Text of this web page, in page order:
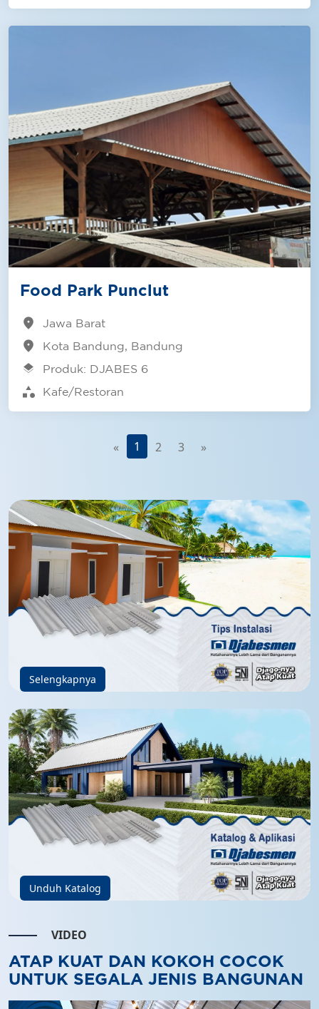
Food Park Punclut
location_on Jawa Barat
location_on Kota Bandung, Bandung
layers Produk: DJABES 6
category Kafe/Restoran
« 1 2 3 »
Selengkapnya
Unduh Katalog
VIDEO
ATAP KUAT DAN KOKOH COCOK
UNTUK SEGALA JENIS BANGUNAN